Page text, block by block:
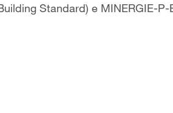
Standard) e MINERGIE-P-